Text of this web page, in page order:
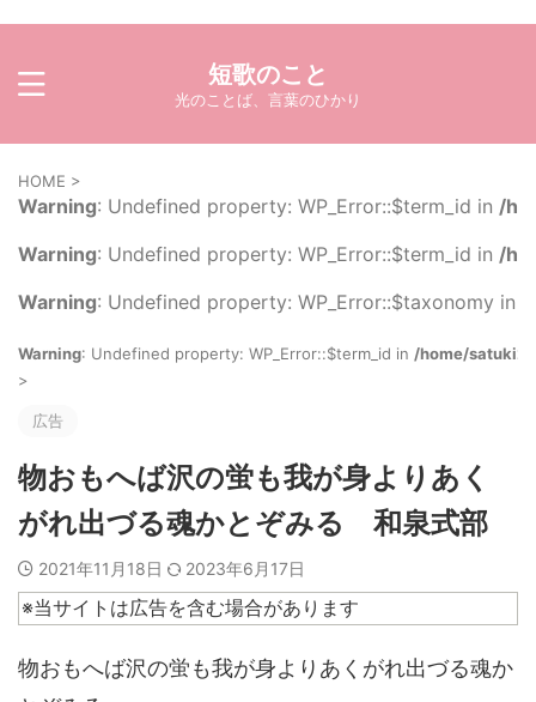
短歌のこと
光のことば、言葉のひかり
HOME >
Warning: Undefined property: WP_Error::$term_id in /
Warning: Undefined property: WP_Error::$term_id in /
Warning: Undefined property: WP_Error::$taxonomy in
Warning: Undefined property: WP_Error::$term_id in /home/
>
広告
物おもへば沢の蛍も我が身よりあく
がれ出づる魂かとぞみる 和泉式部
2021年11月18日 2023年6月17日
※当サイトは広告を含む場合があります
物おもへば沢の蛍も我が身よりあくがれ出づる魂か